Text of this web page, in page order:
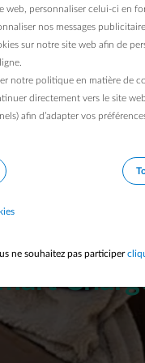
votre
hybride ?
web, personnaliser celui-ci en
nos messages
sur notre site web afin de
notre politique en matière de
directement vers le site
afin d’adapter vos
ne souhaitez pas participer